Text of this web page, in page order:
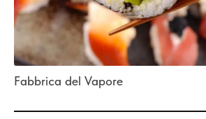
Fabbrica del Vapore